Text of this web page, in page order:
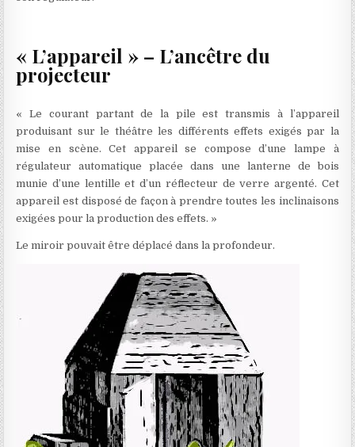
« L’appareil » – L’ancêtre du
projecteur
« Le courant partant de la pile est transmis à l’appareil
produisant sur le théâtre les différents effets exigés par la
mise en scène. Cet appareil se compose d’une lampe à
régulateur automatique placée dans une lanterne de bois
munie d’une lentille et d’un réflecteur de verre argenté. Cet
appareil est disposé de façon à prendre toutes les inclinaisons
exigées pour la production des effets. »
Le miroir pouvait être déplacé dans la profondeur.